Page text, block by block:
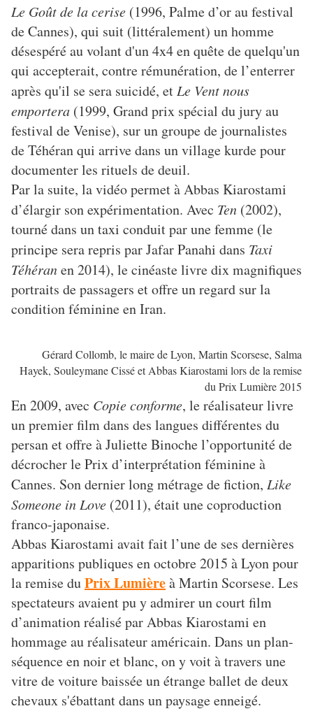
Le Goût de la cerise (1996, Palme d’or au festival
de Cannes), qui suit (littéralement) un homme
désespéré au volant d'un 4x4 en quête de quelqu'un
qui accepterait, contre rémunération, de l’enterrer
après qu'il se sera suicidé, et Le Vent nous
emportera (1999, Grand prix spécial du jury au
festival de Venise), sur un groupe de journalistes
de Téhéran qui arrive dans un village kurde pour
documenter les rituels de deuil.
Par la suite, la vidéo permet à Abbas Kiarostami
d’élargir son expérimentation. Avec Ten (2002),
tourné dans un taxi conduit par une femme (le
principe sera repris par Jafar Panahi dans Taxi
Téhéranen 2014), le cinéaste livre dix magnifiques
portraits de passagers et offre un regard sur la
condition féminine en Iran.
Gérard Collomb, le maire de Lyon, Martin Scorsese, Salma
Hayek, Souleymane Cissé et Abbas Kiarostami lors de la remise
du Prix Lumière 2015
En 2009, avec Copie conforme, le réalisateur livre
un premier film dans des langues différentes du
persan et offre à Juliette Binoche l’opportunité de
décrocher le Prix d’interprétation féminine à
Cannes. Son dernier long métrage de fiction, Like
Someone in Love (2011), était une coproduction
franco-japonaise.
Abbas Kiarostami avait fait l’une de ses dernières
apparitions publiques en octobre 2015 à Lyon pour
la remise duPrix Lumièreà Martin Scorsese. Les
spectateurs avaient pu y admirer un court film
d’animation réalisé par Abbas Kiarostami en
hommage au réalisateur américain. Dans un plan-
séquence en noir et blanc, on y voit à travers une
vitre de voiture baissée un étrange ballet de deux
chevaux s'ébattant dans un paysage enneigé.